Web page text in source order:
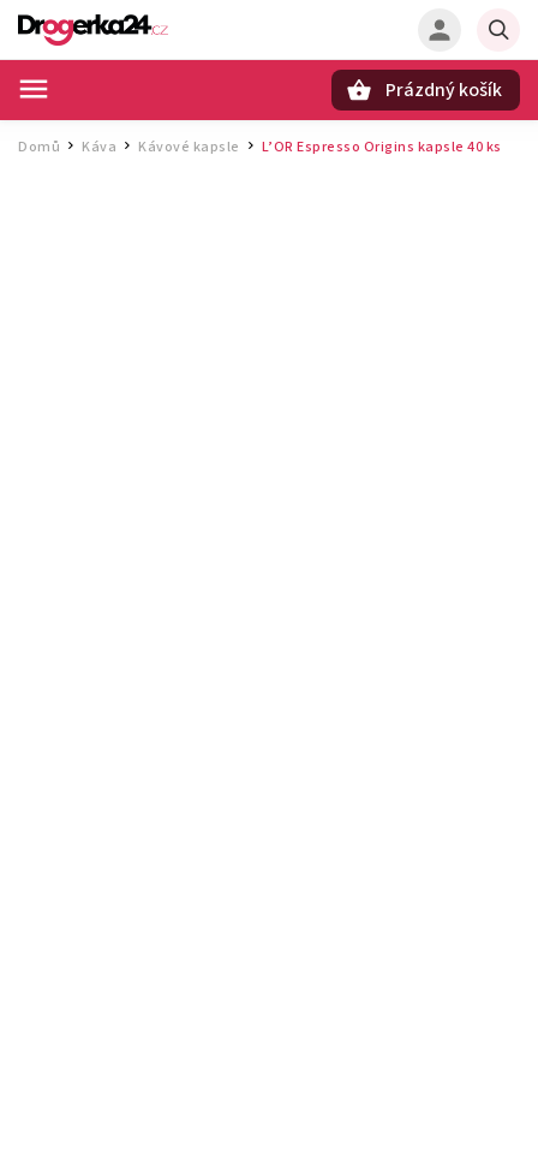
Prázdný košík
Domů / Káva / Kávové kapsle L’OR Espresso Origins kapsle 40 ks